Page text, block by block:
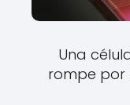
Una
rompe por